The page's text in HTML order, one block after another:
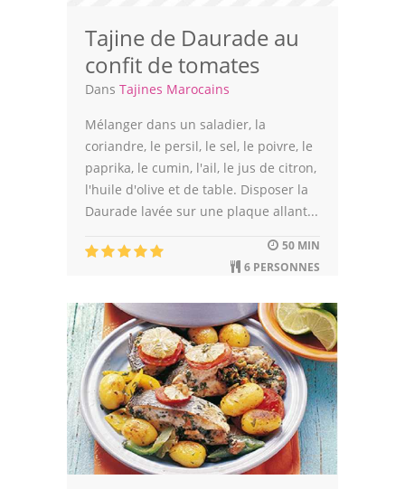
Tajine de Daurade au
confit de tomates
Dans Tajines Marocains
Mélanger dans un saladier, la
coriandre, le persil, le sel, le poivre, le
paprika, le cumin, l'ail, le jus de citron,
l'huile d'olive et de table. Disposer la
Daurade lavée sur une plaque allant...
50 MIN
6 PERSONNES